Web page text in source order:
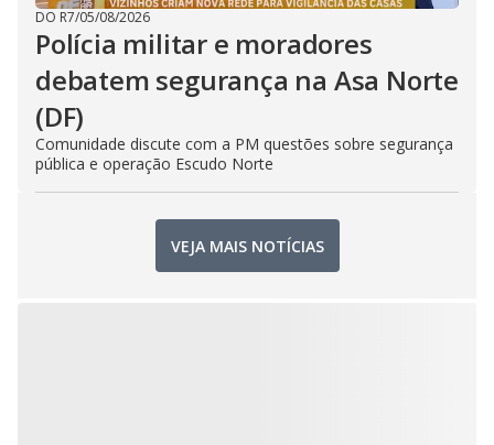
DO R7/05/08/2026
Polícia militar e moradores
debatem segurança na Asa Norte
(DF)
Comunidade discute com a PM questões sobre segurança
pública e operação Escudo Norte
VEJA MAIS NOTÍCIAS